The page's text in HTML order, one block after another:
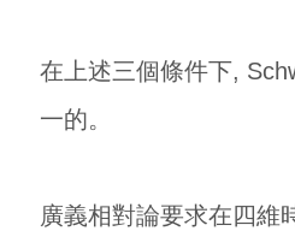
在上述三個條件下,
一的。
廣義相對論要求在四維